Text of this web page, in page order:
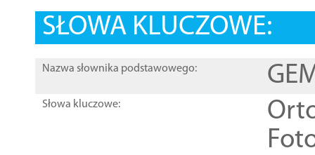
SŁOWA KLUCZOWE:
Nazwa słownika podstawowego:
Słowa kluczowe: